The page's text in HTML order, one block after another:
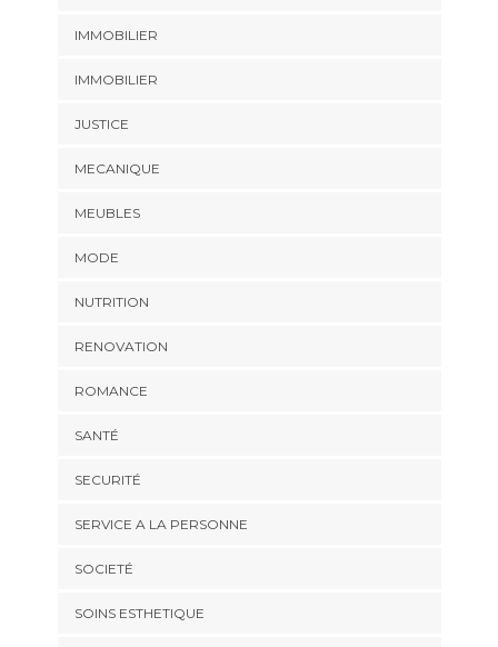
IMMOBILIER
IMMOBILIER
JUSTICE
MECANIQUE
MEUBLES
MODE
NUTRITION
RENOVATION
ROMANCE
SANTÉ
SECURITÉ
SERVICE A LA PERSONNE
SOCIETÉ
SOINS ESTHETIQUE